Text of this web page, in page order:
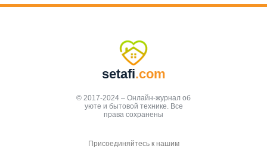
setafi.com
© 2017-2024 – Онлайн-журнал об
уюте и бытовой технике. Все
права сохранены
Присоединяйтесь к нашим